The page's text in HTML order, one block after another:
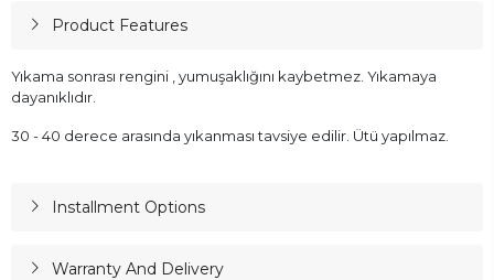
Product Features
Yıkama sonrası rengini , yumuşaklığını kaybetmez. Yıkamaya
dayanıklıdır.
30 - 40 derece arasında yıkanması tavsiye edilir. Ütü yapılmaz.
Installment Options
Warranty And Delivery